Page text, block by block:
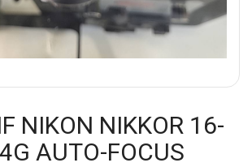
NIKON NIKKOR 16-
AUTO-FOCUS